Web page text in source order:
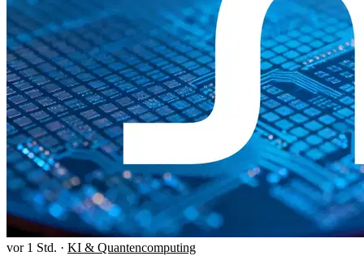
vor 1 Std. · KI & Quantencomputing